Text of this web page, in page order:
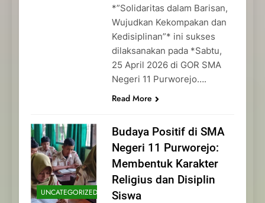
*”Solidaritas dalam Barisan,
Wujudkan Kekompakan dan
Kedisiplinan”* ini sukses
dilaksanakan pada *Sabtu,
25 April 2026 di GOR SMA
Negeri 11 Purworejo….
Read More
UNCATEGORIZED
Budaya Positif di SMA
Negeri 11 Purworejo:
Membentuk Karakter
Religius dan Disiplin
Siswa